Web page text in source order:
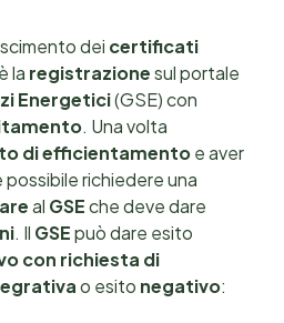
dei certificati
la registrazionesul portale
Energetici(GSE) con
. Una volta
di efficientamentoe aver
possibile richiedere una
al GSEche deve dare
. Il GSEpuò dare esito
con richiesta di
o esito negativo: